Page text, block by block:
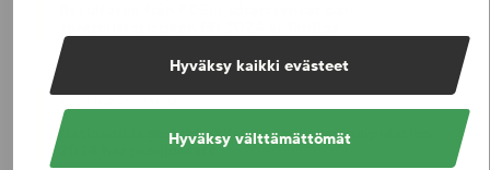
Hyväksy kaikki evästeet
Hyväksy välttämättömät
Nationell lägesbild gällande tävlingsmanipulation
2024 har publicerats